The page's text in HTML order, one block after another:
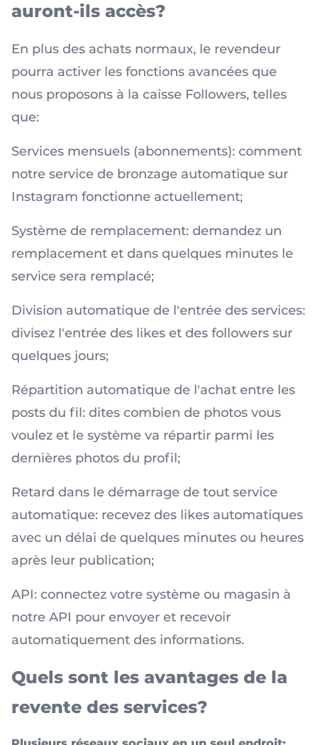
auront-ils accès?
En plus des achats normaux, le revendeur
pourra activer les fonctions avancées que
nous proposons à la caisse Followers, telles
que:
Services mensuels (abonnements): comment
notre service de bronzage automatique sur
Instagram fonctionne actuellement;
Système de remplacement: demandez un
remplacement et dans quelques minutes le
service sera remplacé;
Division automatique de l'entrée des services:
divisez l'entrée des likes et des followers sur
quelques jours;
Répartition automatique de l'achat entre les
posts du fil: dites combien de photos vous
voulez et le système va répartir parmi les
dernières photos du profil;
Retard dans le démarrage de tout service
automatique: recevez des likes automatiques
avec un délai de quelques minutes ou heures
après leur publication;
API: connectez votre système ou magasin à
notre API pour envoyer et recevoir
automatiquement des informations.
Quels sont les avantages de la
revente des services?